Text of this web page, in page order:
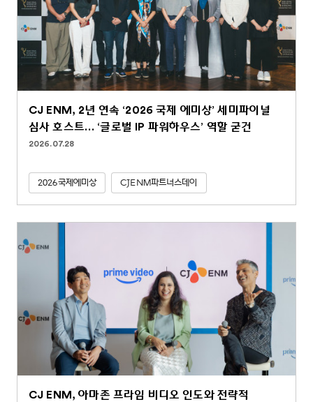
CJ ENM, 2년 연속 ‘2026 국제 에미상’ 세미파이널
심사 호스트… ‘글로벌 IP 파워하우스’ 역할 굳건
2026.07.28
2026국제에미상 CJENM파트너스데이
CJ ENM, 아마존 프라임 비디오 인도와 전략적